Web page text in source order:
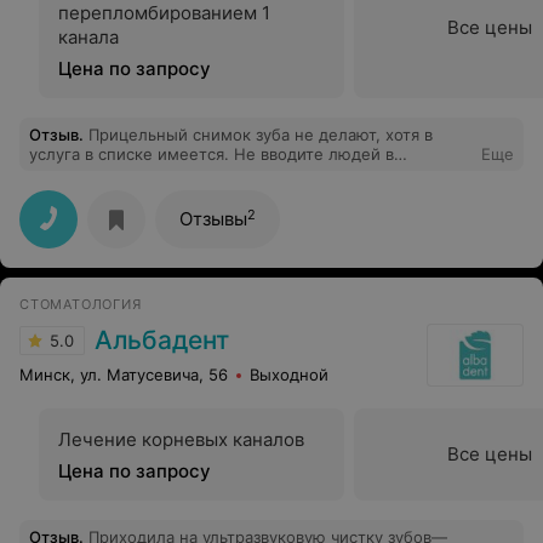
перепломбированием 1
канала
Цена по запросу
Все цены
Отзыв. Прицельный снимок зуба не делают, хотя в
услуга в списке имеется. Не вводите людей в
людей
Еще
Отзывы2
СТОМАТОЛОГИЯ
5.0 Альбадент
Минск, ул. Матусевича, 56 Выходной
Лечение корневых каналов
Цена по запросу
Все цены
Отзыв. Приходила на ультразвуковую чистку зубов—